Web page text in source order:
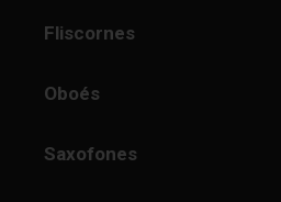
Fliscornes
Oboés
Saxofones